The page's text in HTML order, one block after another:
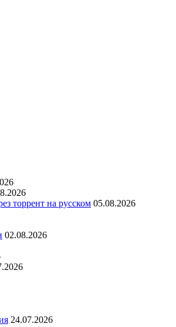
торрент на русском 05.08.2026
02.08.2026
24.07.2026